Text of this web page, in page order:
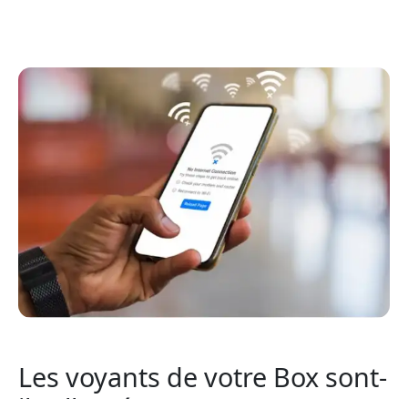
Les voyants de votre Box sont-